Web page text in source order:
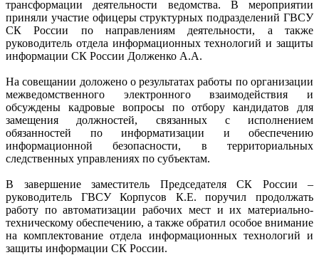
трансформации деятельности ведомства. В мероприятии
приняли участие офицеры структурных подразделений ГВСУ
СК России по направлениям деятельности, а также
руководитель отдела информационных технологий и защиты
информации СК России Долженко А.А.
На совещании доложено о результатах работы по организации
межведомственного электронного взаимодействия и
обсуждены кадровые вопросы по отбору кандидатов для
замещения должностей, связанных с исполнением
обязанностей по информатизации и обеспечению
информационной безопасности, в территориальных
следственных управлениях по субъектам.
В завершение заместитель Председателя СК России –
руководитель ГВСУ Корпусов К.Е. поручил продолжать
работу по автоматизации рабочих мест и их материально-
техническому обеспечению, а также обратил особое внимание
на комплектование отдела информационных технологий и
защиты информации СК России.